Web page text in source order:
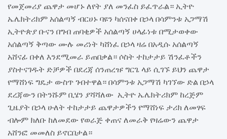
የመጀመሪያ ጨዋታ መሆኑ ለየት ያለ መንፈስ ይፈጥራል። ኢትዮ
ኤሌክትሪክም አሰልጣኝ ብርሀኑ ባዩን ካሰናበቀ በኃላ በሳምንቱ አጋማሽ
ኢትዮጵያ ቡናን በግብ ጠባቂዎች አሰልጣኝ ሀላፊነቱ በሚታወቀው
አሰልጣኝ ቅጣው ሙሉ መሪነት ካሸነፈ በኃላ ዛሬ በአዲሱ አሰልጣኝ
አሸናፊ በቀለ እንደሚመራ ይጠበቃል። ሶስት ተከታታይ ሽንፈቶችን
ያስተናገዱት ድቻዎች በደረጃ ሰንጠረዡ ግርጌ ላይ ሲገኙ ይህን ጨዋታ
የማሸነፍ ግዴታ ውስጥ ገብተዋል። በሳምንቱ አጋማሽ ካገኘው ድል በኃላ
ደረጃውን በትንሹም ቢሄን ያሻሻለው ኢትዮ ኤሌክትሪክም ከረጅም
ጊዜያት በኃላ ሁለት ተከታታይ ጨዋታዎችን የማሸነፍ ታሪክ ለመፃፍ
ብሎም ክለቡ ከለመደው የወራጅ ቀጠና ለመራቅ የዛሬውን ጨዋታ
አሸንፎ መመለስ ይኖርበታል።